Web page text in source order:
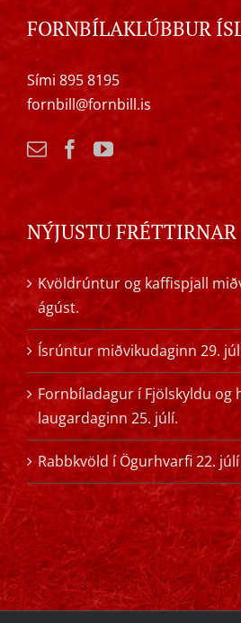
FORNBÍLAKLÚBBUR
Sími 895 8195
fornbill@fornbill.is
NÝJUSTU FRÉTTIRNAR
Kvöldrúntur og kaffispjall
ágúst.
Ísrúntur miðvikudaginn 29.
Fornbíladagur í Fjölskyldu og
laugardaginn 25. júlí.
Rabbkvöld í Ögurhvarfi 22. júlí